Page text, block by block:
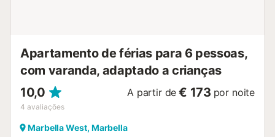
Apartamento de férias para 6 pessoas,
com varanda, adaptado a crianças
10,0
4 avaliações
A partir de € 173 por noite
Marbella West, Marbella